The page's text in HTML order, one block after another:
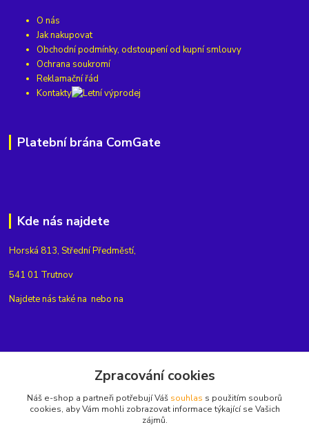
O nás
Jak nakupovat
Obchodní podmínky, odstoupení od kupní smlouvy
Ochrana soukromí
Reklamační řád
Kontakty
Platební brána ComGate
Kde nás najdete
Horská 813, Střední Předměstí,
541 01 Trutnov
Najdete nás také na nebo na
+420775654704
Zpracování cookies
Náš e-shop a partneři potřebují Váš souhlas s použitím souborů
cookies, aby Vám mohli zobrazovat informace týkající se Vašich
zájmů.